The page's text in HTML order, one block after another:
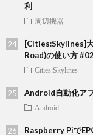
利
周辺機器
[Cities:Skylines]
Road)の使い方
Cities:Skylines
Android自動化ア
Android
Raspberry Piで